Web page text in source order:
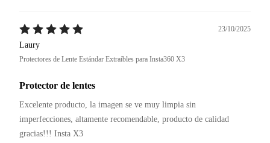
23/10/2025
Laury
Protectores de Lente Estándar Extraíbles para Insta360 X3
Protector de lentes
Excelente producto, la imagen se ve muy limpia sin
imperfecciones, altamente recomendable, producto de calidad
gracias!!! Insta X3